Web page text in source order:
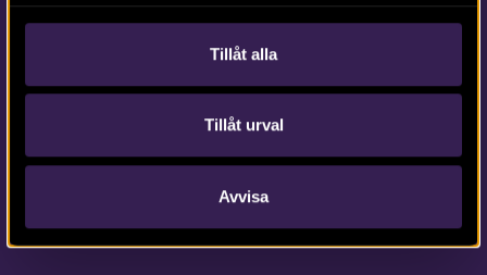
Tillåt alla
Tillåt urval
Avvisa
Tfn vx: 010-480 80 00
info@arkeologerna.com
Om webbplatsen